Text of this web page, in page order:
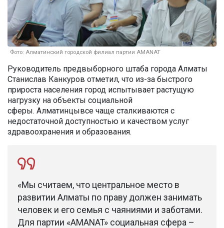
Фото: Алматинский городской филиал партии AMANAT
Руководитель предвыборного штаба города Алматы
Станислав Канкуров отметил, что из-за быстрого
прироста населения город испытывает растущую
нагрузку на объекты социальной
сферы. Алматинцывсе чаще сталкиваются с
недостаточной доступностью и качеством услуг
здравоохранения и образования.
«Мы считаем, что центральное место в
развитии Алматы по праву должен занимать
человек и его семья с чаяниями и заботами.
Для партии «AMANAT» социальная сфера –